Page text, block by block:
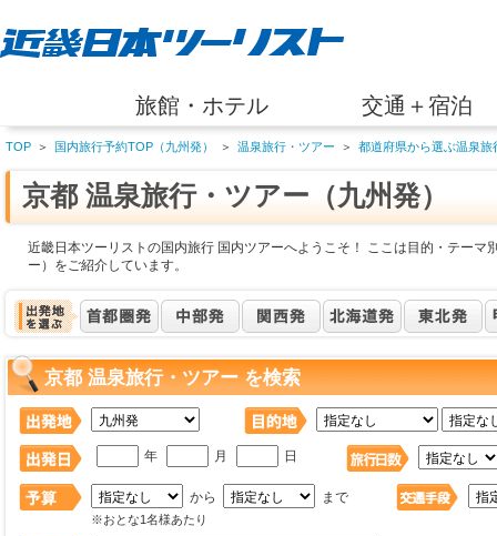
旅館・ホテル 交通＋宿泊
TOP ＞ 国内旅行予約TOP（九州発） ＞ 温泉旅行・ツアー ＞ 都道府県から選ぶ温泉旅
京都 温泉旅行・ツアー（九州発）
近畿日本ツーリストの国内旅行 国内ツアーへようこそ！ ここは目的・テーマ
ー）をご紹介しています。
京都 温泉旅行・ツアー を検索
年 月 日
から まで
※おとな1名様あたり